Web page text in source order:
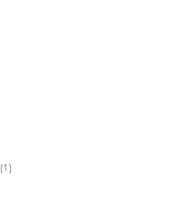
(1)